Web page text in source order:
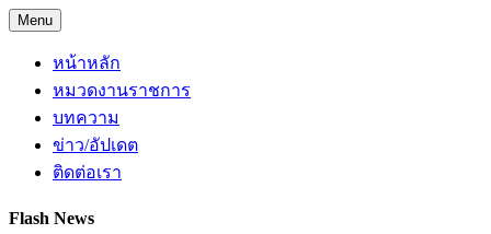
Skip
to
content
Menu
หน้าหลัก
หมวดงานราชการ
บทความ
ข่าว/อัปเดต
ติดต่อเรา
Flash News